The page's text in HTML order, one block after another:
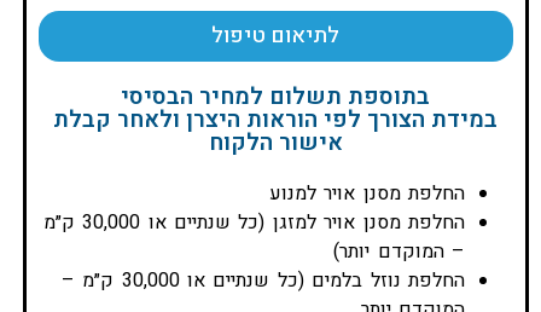
לתיאום טיפול
בתוספת תשלום למחיר הבסיסי
במידת הצורך לפי הוראות היצרן ולאחר קבלת
אישור הלקוח
החלפת מסנן אויר למנוע
החלפת מסנן אויר למזגן (כל שנתיים או 30,000 ק״מ
– המוקדם יותר)
החלפת נוזל בלמים (כל שנתיים או 30,000 ק״מ –